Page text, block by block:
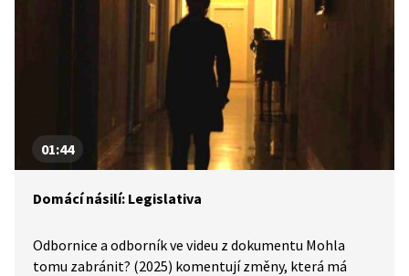
01:44
Domácí násilí: Legislativa
Odbornice a odborník ve videu z dokumentu Mohla
tomu zabránit? (2025) komentují změny, která má